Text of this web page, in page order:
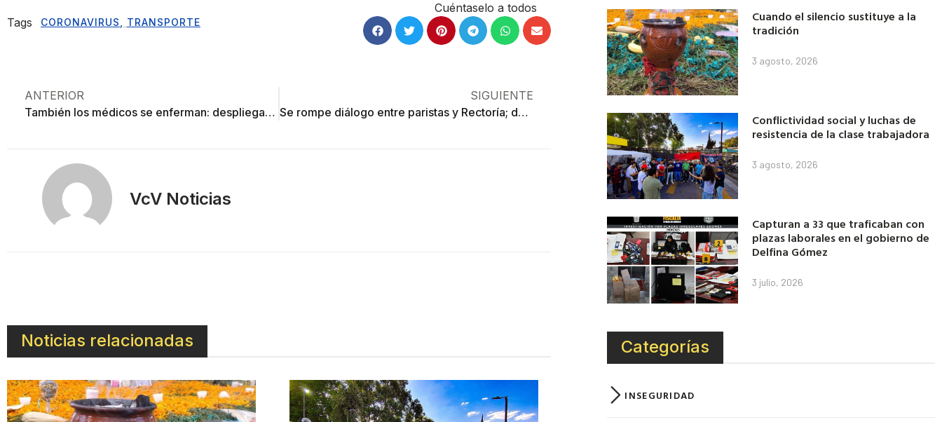
Tags CORONAVIRUS TRANSPORTE
Cuéntaselo a todos
ANTERIOR
También los médicos se enferman: despliegan medidas para protegerlos del coronavirus
SIGUIENTE
Se rompe diálogo entre paristas y Rectoría; destapan red de espionaje
VcV Noticias
Noticias relacionadas
Cuando el silencio sustituye a la
tradición
3 agosto, 2026
Conflictividad social y luchas de
resistencia de la clase trabajadora
3 agosto, 2026
Capturan a 33 que traficaban con
plazas laborales en el gobierno de
Delfina Gómez
3 julio, 2026
Categorías
INSEGURIDAD